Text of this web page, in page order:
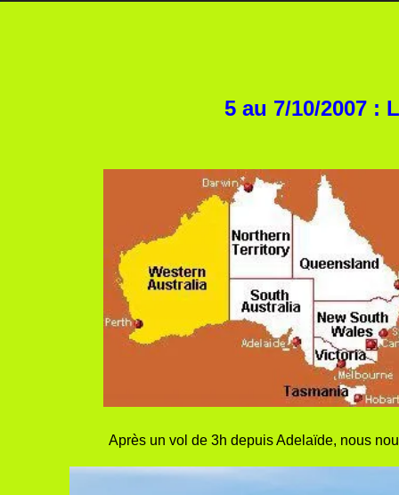
5 au 7/10/2007 :
Après un vol de 3h depuis Adelaïde, nous